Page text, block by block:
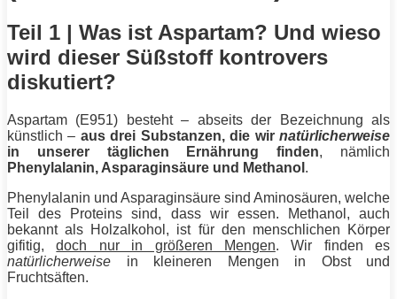
Teil 1 | Was ist Aspartam? Und wieso
wird dieser Süßstoff kontrovers
diskutiert?
Aspartam (E951) besteht – abseits der Bezeichnung als
künstlich – aus drei Substanzen, die wirnatürlicherweise
in unserer täglichen Ernährung finden, nämlich
Phenylalanin, Asparaginsäure und Methanol .
Phenylalanin und Asparaginsäure sind Aminosäuren, welche
Teil des Proteins sind, dass wir essen. Methanol, auch
bekannt als Holzalkohol, ist für den menschlichen Körper
gifitig,doch nur in größeren Mengen. Wir finden es
natürlicherweise in kleineren Mengen in Obst und
Fruchtsäften.